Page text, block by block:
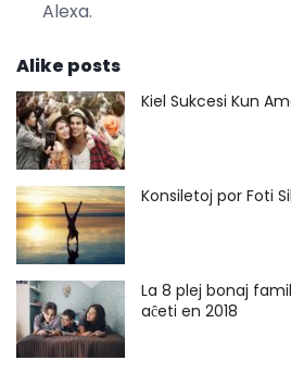
Alexa.
Alike posts
Kiel Sukcesi Kun
Konsiletoj por Foti
La 8 plej bonaj
aĉeti en 2018